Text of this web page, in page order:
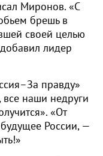
Миронов. «С
брешь в
своей целью
лидер
правду»
все наши недруги
«От
России, —